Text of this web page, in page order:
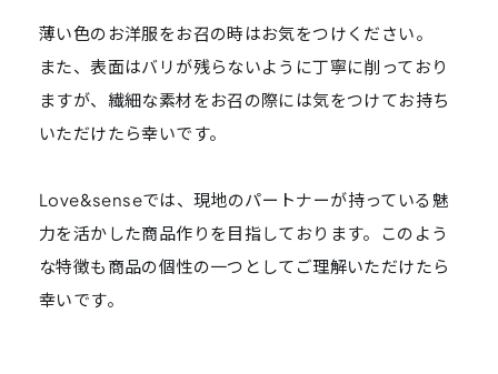
薄い色のお洋服をお召の時はお気をつけください。
また、表面はバリが残らないように丁寧に削っており
ますが、繊細な素材をお召の際には気をつけてお持ち
いただけたら幸いです。
Love&senseでは、現地のパートナーが持っている魅
力を活かした商品作りを目指しております。このよう
な特徴も商品の個性の一つとしてご理解いただけたら
幸いです。